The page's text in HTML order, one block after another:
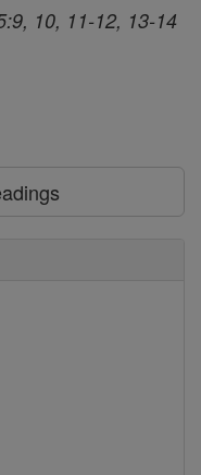
10, 11-12, 13-14